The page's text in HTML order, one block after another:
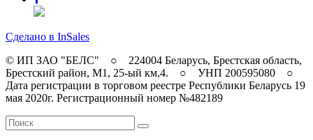
Сделано в InSales
© ИП ЗАО "БЕЛС" ○ 224004 Беларусь, Брестская область,
Брестский район, M1, 25-ый км,4. ○ УНП 200595080 ○
Дата регистрации в торговом реестре Республики Беларусь 19
мая 2020г. Регистрационный номер №482189